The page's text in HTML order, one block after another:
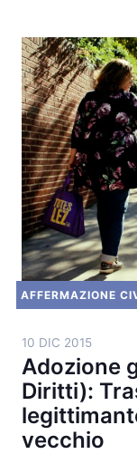
AFFERMAZIONE
10 DIC 2015
Adozione
Diritti):
vecchio